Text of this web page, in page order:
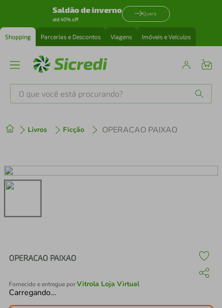
Saldão de inverno
até 40% off
Quero
Shopping Parcerias e Descontos Viagens Imóveis e Veículos
O que você está procurando?
Livros Ficção OPERACAO PAIXAO
OPERACAO PAIXAO
Fornecido e entregue porVitrola Loja Virtual
Carregando…
2º cafeteira